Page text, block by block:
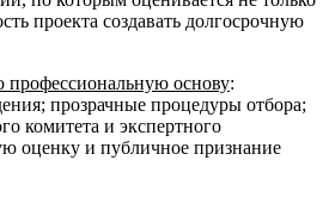
проекта создавать долгосрочную
профессиональную основу:
прозрачные процедуры отбора;
комитета и экспертного
оценку и публичное признание